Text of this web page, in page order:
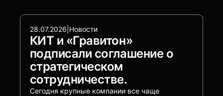
28.07.2026 Новости
КИТ и «Гравитон»
подписали соглашение о
стратегическом
сотрудничестве.
Сегодня крупные компании все чаще